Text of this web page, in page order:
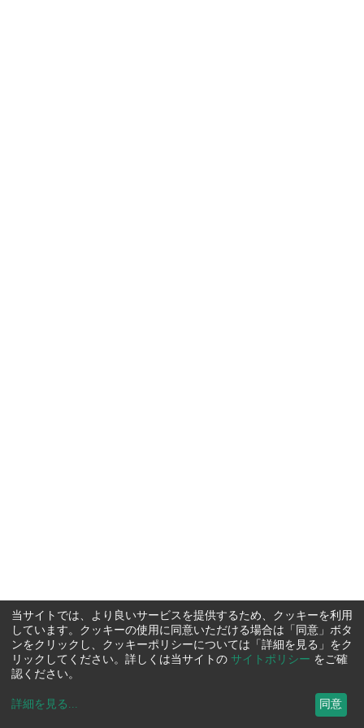
当サイトでは、より良いサービスを提供するため、クッキーを利用
しています。クッキーの使用に同意いただける場合は「同意」ボタ
ンをクリックし、クッキーポリシーについては「詳細を見る」をク
リックしてください。詳しくは当サイトの サイトポリシー をご確
認ください。
詳細を見る ... 同意